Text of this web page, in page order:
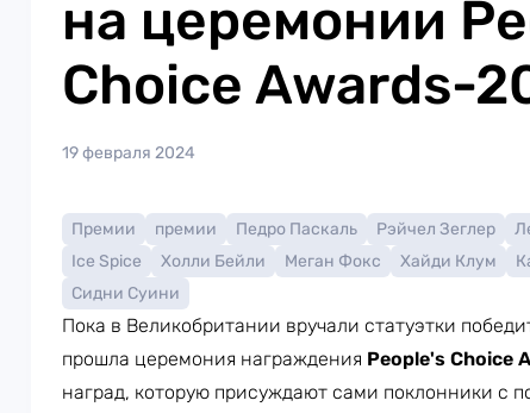
на церемонии
Choice Awards-
19 февраля 2024
Премии премии Педро Паскаль Рэйчел Зеглер
Ice Spice
Холли Бейли Меган Фокс Хайди Клум
Сидни Суини
Пока в Великобритании вручали статуэтки
прошла церемония награждения People's Choice
наград, которую присуждают сами поклонники с